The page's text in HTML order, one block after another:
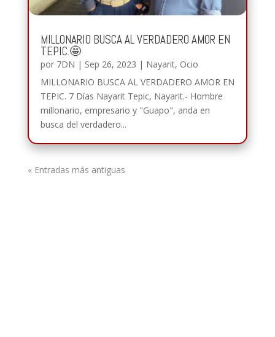
MILLONARIO BUSCA AL VERDADERO AMOR EN
TEPIC.🤩
por 7DN | Sep 26, 2023 | Nayarit, Ocio
MILLONARIO BUSCA AL VERDADERO AMOR EN
TEPIC. 7 Días Nayarit Tepic, Nayarit.- Hombre
millonario, empresario y "Guapo", anda en
busca del verdadero...
« Entradas más antiguas